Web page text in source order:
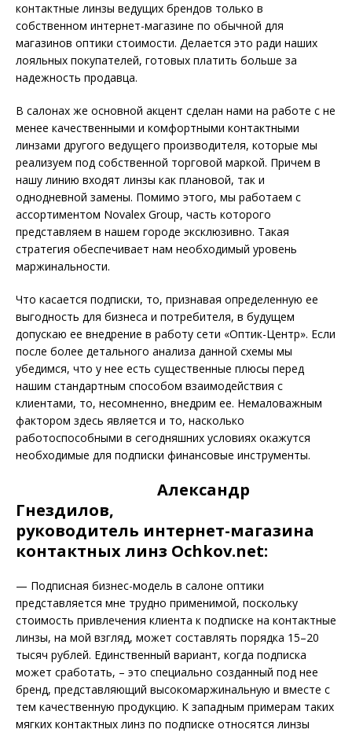
контактные линзы ведущих брендов только в
собственном интернет-магазине по обычной для
магазинов оптики стоимости. Делается это ради наших
лояльных покупателей, готовых платить больше за
надежность продавца.
В салонах же основной акцент сделан нами на работе с не
менее качественными и комфортными контактными
линзами другого ведущего производителя, которые мы
реализуем под собственной торговой маркой. Причем в
нашу линию входят линзы как плановой, так и
однодневной замены. Помимо этого, мы работаем с
ассортиментом Novalex Group, часть которого
представляем в нашем городе эксклюзивно. Такая
стратегия обеспечивает нам необходимый уровень
маржинальности.
Что касается подписки, то, признавая определенную ее
выгодность для бизнеса и потребителя, в будущем
допускаю ее внедрение в работу сети «Оптик-Центр». Если
после более детального анализа данной схемы мы
убедимся, что у нее есть существенные плюсы перед
нашим стандартным способом взаимодействия с
клиентами, то, несомненно, внедрим ее. Немаловажным
фактором здесь является и то, насколько
работоспособными в сегодняшних условиях окажутся
необходимые для подписки финансовые инструменты.
Александр
Гнездилов,
руководитель интернет-магазина
контактных линз Ochkov.net:
— Подписная бизнес-модель в салоне оптики
представляется мне трудно применимой, поскольку
стоимость привлечения клиента к подписке на контактные
линзы, на мой взгляд, может составлять порядка 15–20
тысяч рублей. Единственный вариант, когда подписка
может сработать, – это специально созданный под нее
бренд, представляющий высокомаржинальную и вместе с
тем качественную продукцию. К западным примерам таких
мягких контактных линз по подписке относятся линзы